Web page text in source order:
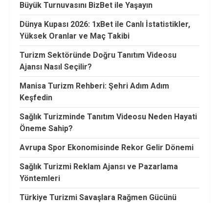
Büyük Turnuvasını BizBet ile Yaşayın
Dünya Kupası 2026: 1xBet ile Canlı İstatistikler,
Yüksek Oranlar ve Maç Takibi
Turizm Sektöründe Doğru Tanıtım Videosu
Ajansı Nasıl Seçilir?
Manisa Turizm Rehberi: Şehri Adım Adım
Keşfedin
Sağlık Turizminde Tanıtım Videosu Neden Hayati
Öneme Sahip?
Avrupa Spor Ekonomisinde Rekor Gelir Dönemi
Sağlık Turizmi Reklam Ajansı ve Pazarlama
Yöntemleri
Türkiye Turizmi Savaşlara Rağmen Gücünü